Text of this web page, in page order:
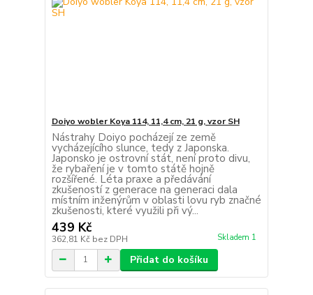
Doiyo wobler Koya 114, 11,4 cm, 21 g, vzor SH
Nástrahy Doiyo pocházejí ze země
vycházejícího slunce, tedy z Japonska.
Japonsko je ostrovní stát, není proto divu,
že rybaření je v tomto státě hojně
rozšířené. Léta praxe a předávání
zkušeností z generace na generaci dala
místním inženýrům v oblasti lovu ryb značné
zkušenosti, které využili při vý...
439 Kč
362,81 Kč bez DPH Skladem 1
Přidat do košíku